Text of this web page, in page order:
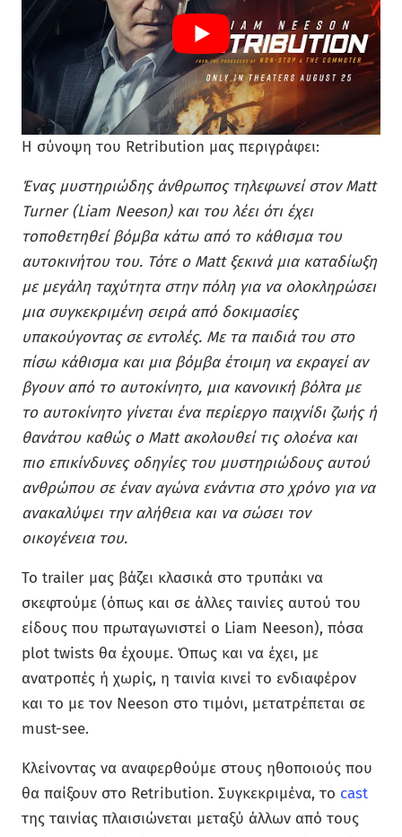
Η σύνοψη του Retribution μας περιγράφει:
Ένας μυστηριώδης άνθρωπος τηλεφωνεί στον Matt
Turner (Liam Neeson) και του λέει ότι έχει
τοποθετηθεί βόμβα κάτω από το κάθισμα του
αυτοκινήτου του. Τότε ο Matt ξεκινά μια καταδίωξη
με μεγάλη ταχύτητα στην πόλη για να ολοκληρώσει
μια συγκεκριμένη σειρά από δοκιμασίες
υπακούγοντας σε εντολές. Με τα παιδιά του στο
πίσω κάθισμα και μια βόμβα έτοιμη να εκραγεί αν
βγουν από το αυτοκίνητο, μια κανονική βόλτα με
το αυτοκίνητο γίνεται ένα περίεργο παιχνίδι ζωής ή
θανάτου καθώς ο Matt ακολουθεί τις ολοένα και
πιο επικίνδυνες οδηγίες του μυστηριώδους αυτού
ανθρώπου σε έναν αγώνα ενάντια στο χρόνο για να
ανακαλύψει την αλήθεια και να σώσει τον
οικογένεια του.
Το trailer μας βάζει κλασικά στο τρυπάκι να
σκεφτούμε (όπως και σε άλλες ταινίες αυτού του
είδους που πρωταγωνιστεί ο Liam Neeson), πόσα
plot twists θα έχουμε. Όπως και να έχει, με
ανατροπές ή χωρίς, η ταινία κινεί το ενδιαφέρον
και το με τον Neeson στο τιμόνι, μετατρέπεται σε
must-see.
Κλείνοντας να αναφερθούμε στους ηθοποιούς που
θα παίξουν στο Retribution. Συγκεκριμένα, το cast
της ταινίας πλαισιώνεται μεταξύ άλλων από τους